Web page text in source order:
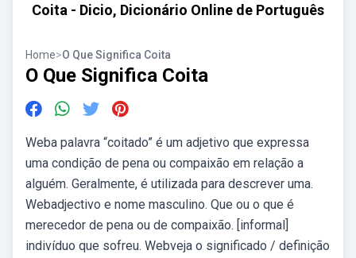
Coita - Dicio, Dicionário Online de Português
Home>O Que Significa Coita
O Que Significa Coita
Weba palavra “coitado” é um adjetivo que expressa
uma condição de pena ou compaixão em relação a
alguém. Geralmente, é utilizada para descrever uma.
Webadjectivo e nome masculino. Que ou o que é
merecedor de pena ou de compaixão. [informal]
indivíduo que sofreu. Webveja o significado / definição